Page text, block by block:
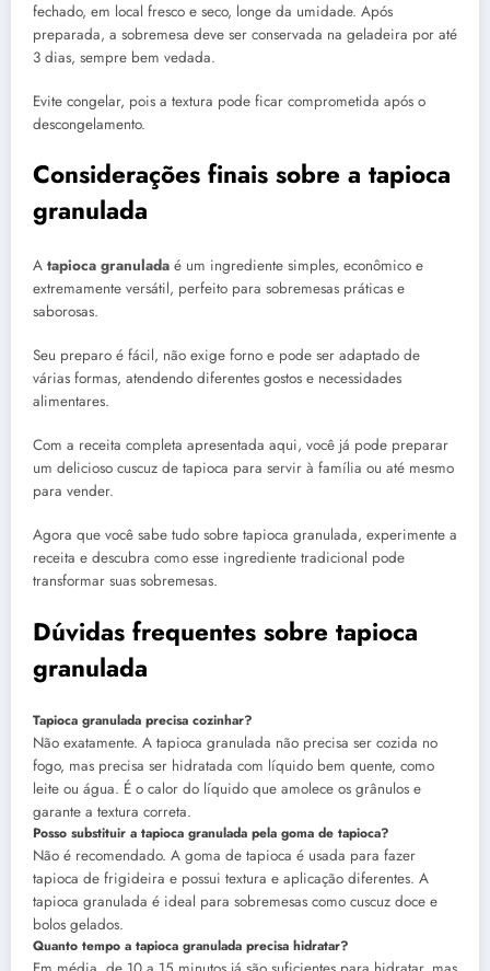
fechado, em local fresco e seco, longe da umidade. Após
preparada, a sobremesa deve ser conservada na geladeira por até
3 dias, sempre bem vedada.
Evite congelar, pois a textura pode ficar comprometida após o
descongelamento.
Considerações finais sobre a tapioca
granulada
A tapioca granulada é um ingrediente simples, econômico e
extremamente versátil, perfeito para sobremesas práticas e
saborosas.
Seu preparo é fácil, não exige forno e pode ser adaptado de
várias formas, atendendo diferentes gostos e necessidades
alimentares.
Com a receita completa apresentada aqui, você já pode preparar
um delicioso cuscuz de tapioca para servir à família ou até mesmo
para vender.
Agora que você sabe tudo sobre tapioca granulada, experimente a
receita e descubra como esse ingrediente tradicional pode
transformar suas sobremesas.
Dúvidas frequentes sobre tapioca
granulada
Tapioca granulada precisa cozinhar?
Não exatamente. A tapioca granulada não precisa ser cozida no
fogo, mas precisa ser hidratada com líquido bem quente, como
leite ou água. É o calor do líquido que amolece os grânulos e
garante a textura correta.
Posso substituir a tapioca granulada pela goma de tapioca?
Não é recomendado. A goma de tapioca é usada para fazer
tapioca de frigideira e possui textura e aplicação diferentes. A
tapioca granulada é ideal para sobremesas como cuscuz doce e
bolos gelados.
Quanto tempo a tapioca granulada precisa hidratar?